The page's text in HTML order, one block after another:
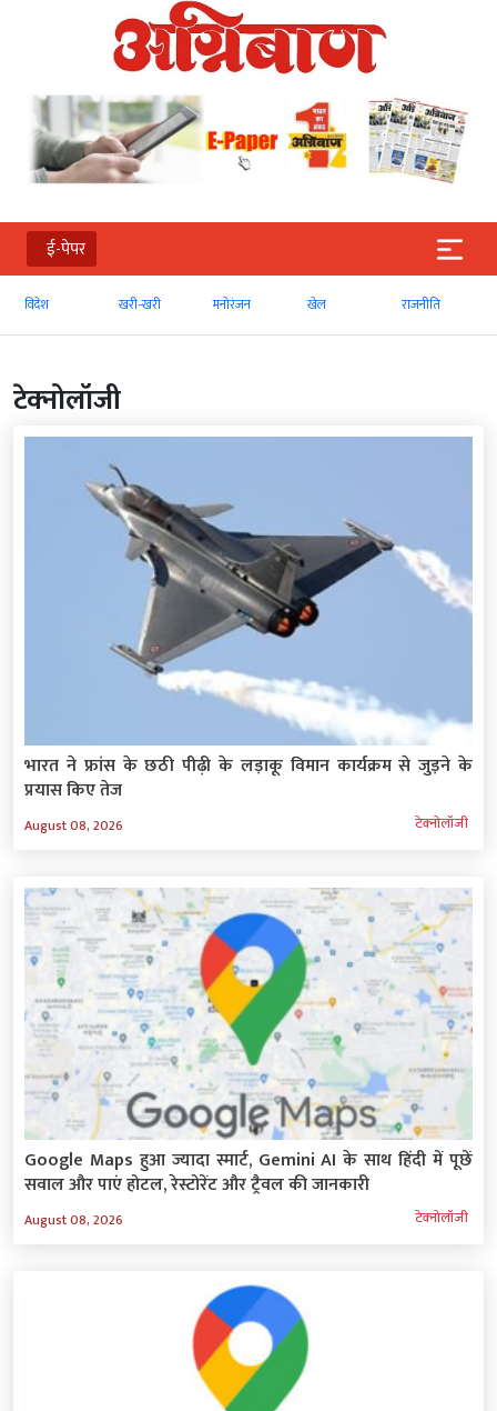
ई-पेपर
खरी-खरी मनोरंजन खेल राजनीति व्‍यापार
टेक्‍नोलॉजी
भारत ने फ्रांस के छठी पीढ़ी के लड़ाकू विमान कार्यक्रम से जुड़ने के
प्रयास किए तेज
August 08, 2026 टेक्‍नोलॉजी
Google Maps हुआ ज्यादा स्मार्ट, Gemini AI के साथ हिंदी में पूछें
सवाल और पाएं होटल, रेस्टोरेंट और ट्रैवल की जानकारी
August 08, 2026 टेक्‍नोलॉजी